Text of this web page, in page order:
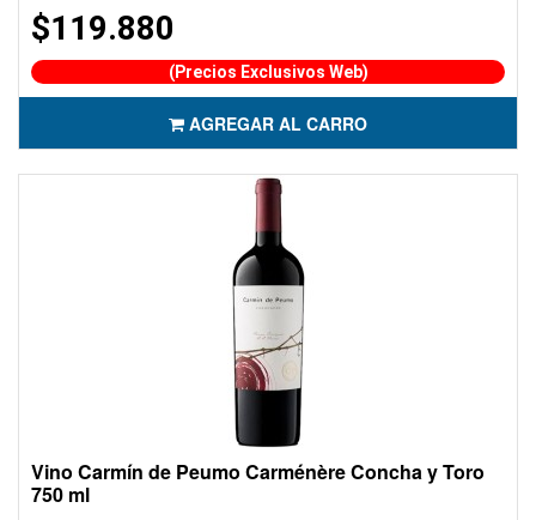
$119.880
(Precios Exclusivos Web)
AGREGAR AL CARRO
Vino Carmín de Peumo Carménère Concha y Toro
750 ml